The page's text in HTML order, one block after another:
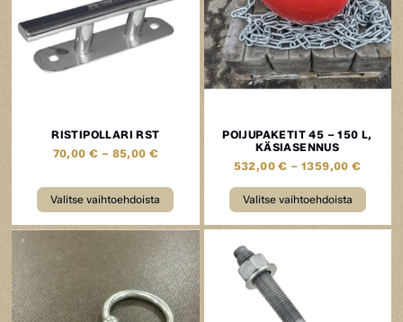
RISTIPOLLARI RST
70,00 € – 85,00 €
Valitse vaihtoehdoista
POIJUPAKETIT 45 – 150 L,
KÄSIASENNUS
532,00€ – 1359,00€
Valitse vaihtoehdoista